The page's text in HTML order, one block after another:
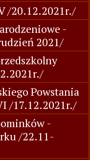
/20.12.2021r./
-
2021/
Powstania
/17.12.2021r./
-
/22.11-